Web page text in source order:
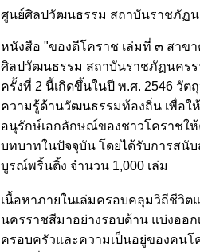
ศูนย์ศิลปวัฒนธรรม สถาบันราชภัฏน
หนังสือ "ของดีโคราช เล่มที่ ๓ สาข
ศิลปวัฒนธรรม สถาบันราชภัฏนคร
ครั้งที่ 2 นี้เกิดขึ้นในปี พ.ศ. 2546 วั
ความรู้ด้านวัฒนธรรมท้องถิ่น เพื่อใ
อนุรักษ์เอกลักษณ์ของชาวโคราชใ
บทบาทในปัจจุบัน โดยได้รับการสนั
บูรณ์พริ้นติ้ง จำนวน 1,000 เล่ม
เนื้อหาภายในเล่มครอบคลุมวิถีชีวิ
นครราชสีมาอย่างรอบด้าน แบ่งออก
ครอบครัวและความเป็นอยู่ของคนโ